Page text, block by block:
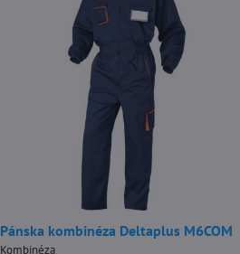
Pánska kombinéza Deltaplus M6COM
Kombinéza